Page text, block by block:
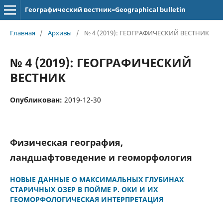
Географический вестник=Geographical bulletin
Главная / Архивы / № 4 (2019): ГЕОГРАФИЧЕСКИЙ ВЕСТНИК
№ 4 (2019): ГЕОГРАФИЧЕСКИЙ
ВЕСТНИК
Опубликован: 2019-12-30
Физическая география,
ландшафтоведение и геоморфология
НОВЫЕ ДАННЫЕ О МАКСИМАЛЬНЫХ ГЛУБИНАХ
СТАРИЧНЫХ ОЗЕР В ПОЙМЕ Р. ОКИ И ИХ
ГЕОМОРФОЛОГИЧЕСКАЯ ИНТЕРПРЕТАЦИЯ